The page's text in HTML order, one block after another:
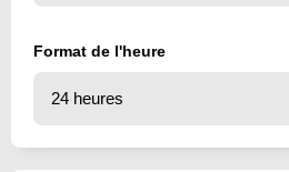
Format de l'heure